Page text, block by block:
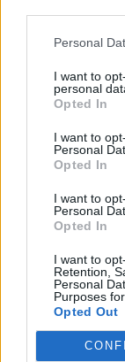
Personal
I want to
personal
Opted In
I want to
Personal
Opted In
I want to
Personal
Opted In
I want to
Retention,
Personal
Purposes
Opted Out
Wersja do
BARI
Najnowsze
08 sierpnia 2026 |
Paola Kafira o